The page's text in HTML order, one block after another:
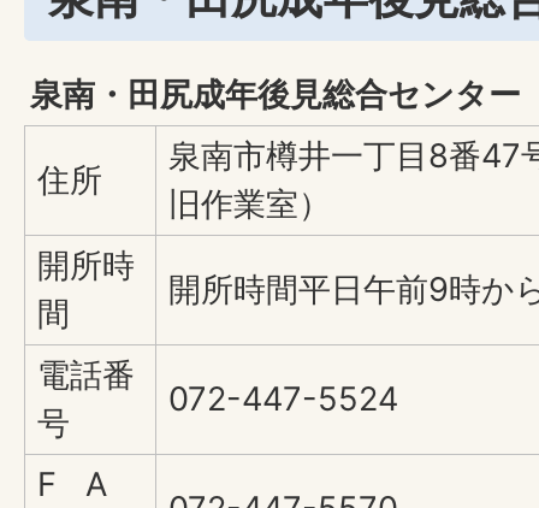
泉南・田尻成年後見総合センター
住所
泉南市樽井一丁目8番47
旧作業室）
開所時
間
開所時間平日午前9時か
電話番
号
072-447-5524
F A